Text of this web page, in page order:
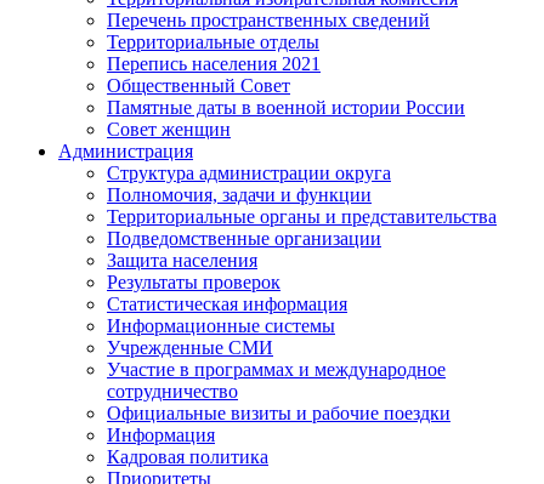
Перечень пространственных сведений
Территориальные отделы
Перепись населения 2021
Общественный Совет
Памятные даты в военной истории России
Совет женщин
Администрация
Структура администрации округа
Полномочия, задачи и функции
Территориальные органы и представительства
Подведомственные организации
Защита населения
Результаты проверок
Статистическая информация
Информационные системы
Учрежденные СМИ
Участие в программах и международное
сотрудничество
Официальные визиты и рабочие поездки
Информация
Кадровая политика
Приоритеты